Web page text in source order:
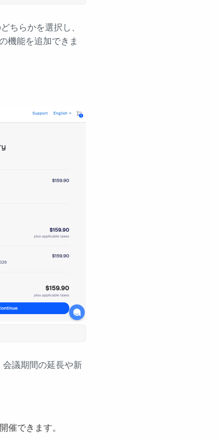
ちらかを選択し、
機能を追加できま
議期間の延長や新
催できます。